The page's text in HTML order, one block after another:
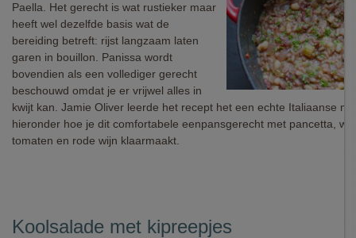
Paella. Het gerecht is wat rustieker maar
heeft wel dezelfde basis wat de
bereiding betreft: rijst langzaam laten
garen in bouillon. Panissa wordt
bovendien als een vollediger gerecht
beschouwd omdat je er vrijwel alles in
kwijt kan. Jamie Oliver leerde het recept het een echte Italiaanse
hieronder hoe je dit comfortabele eenpansgerecht met pancetta,
tomaten en rode wijn klaarmaakt.
Koolsalade met kipreepjes